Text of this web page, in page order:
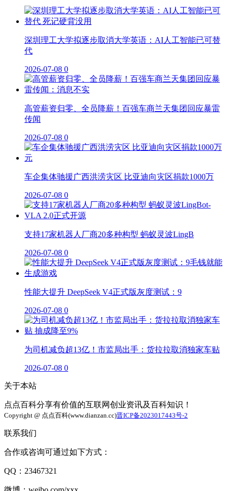
深圳理工大学拟逐步取消大学英语：AI人工智能已可替
代
2026-07-08 0
高管薪资归零、全员降薪！百强车商兰天集团回应暴雷
传闻
2026-07-08 0
车企集体驰援广西洪涝灾区 比亚迪向灾区捐款1000万
2026-07-08 0
支持17家机器人厂商20多种构型 蚂蚁灵波LingB
2026-07-08 0
性能大提升 DeepSeek V4正式版灰度测试：9
2026-07-08 0
为司机减负超13亿！市监局出手：货拉拉取消独家车贴
2026-07-08 0
关于本站
点点百科分享有价值的互联网创业资讯及百科知识！
Copyright @ 点点百科(www.dianzan.cc)晋ICP备2023017443号-2
联系我们
合作或咨询可通过如下方式：
QQ：23467321